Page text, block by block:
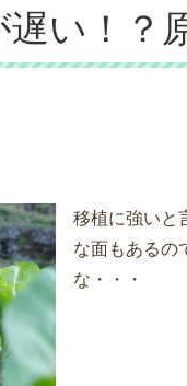
い！？
移植に強いと
な面もあるの
な・・・